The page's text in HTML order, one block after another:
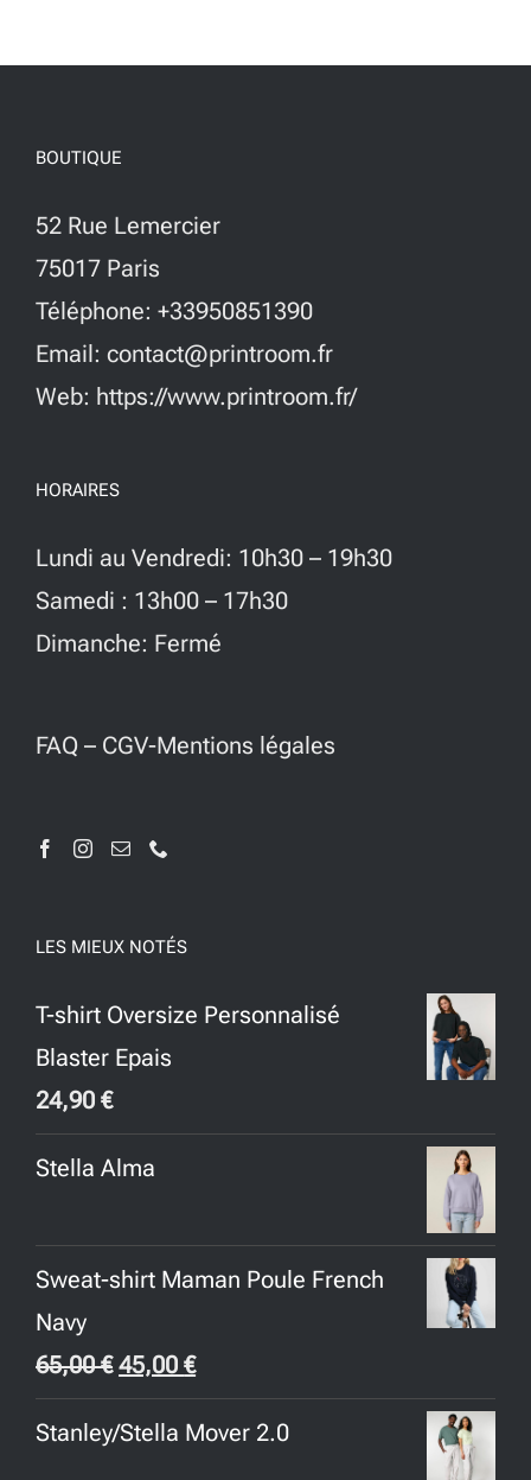
BOUTIQUE
52 Rue Lemercier
75017 Paris
Téléphone: +33950851390
Email: contact@printroom.fr
Web: https://www.printroom.fr/
HORAIRES
Lundi au Vendredi: 10h30 – 19h30
Samedi : 13h00 – 17h30
Dimanche: Fermé
FAQ – CGV-Mentions légales
LES MIEUX NOTÉS
T-shirt Oversize Personnalisé
Blaster Epais
24,90€
Stella Alma
Sweat-shirt Maman Poule French
Navy
65,00€ Le
prix
initial
45,00€Le
prix
actuel
Stanley/Stella Mover 2.0